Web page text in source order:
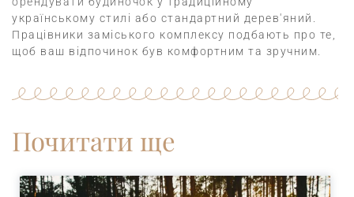
українському стилі або стандартний дерев'яний.
Працівники заміського комплексу подбають про те,
щоб ваш відпочинок був комфортним та зручним.
Почитати ще